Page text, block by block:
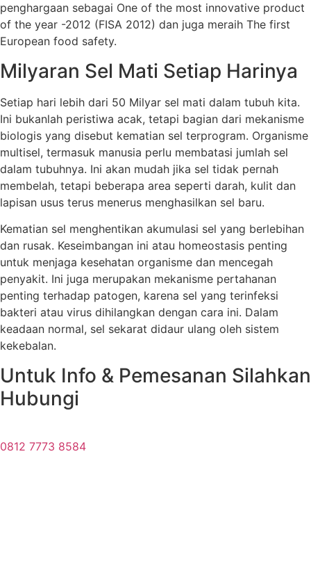
penghargaan sebagai One of the most innovative product
of the year -2012 (FISA 2012) dan juga meraih The first
European food safety.
Milyaran Sel Mati Setiap Harinya
Setiap hari lebih dari 50 Milyar sel mati dalam tubuh kita.
Ini bukanlah peristiwa acak, tetapi bagian dari mekanisme
biologis yang disebut kematian sel terprogram. Organisme
multisel, termasuk manusia perlu membatasi jumlah sel
dalam tubuhnya. Ini akan mudah jika sel tidak pernah
membelah, tetapi beberapa area seperti darah, kulit dan
lapisan usus terus menerus menghasilkan sel baru.
Kematian sel menghentikan akumulasi sel yang berlebihan
dan rusak. Keseimbangan ini atau homeostasis penting
untuk menjaga kesehatan organisme dan mencegah
penyakit. Ini juga merupakan mekanisme pertahanan
penting terhadap patogen, karena sel yang terinfeksi
bakteri atau virus dihilangkan dengan cara ini. Dalam
keadaan normal, sel sekarat didaur ulang oleh sistem
kekebalan.
Untuk Info & Pemesanan Silahkan
Hubungi
0812 7773 8584